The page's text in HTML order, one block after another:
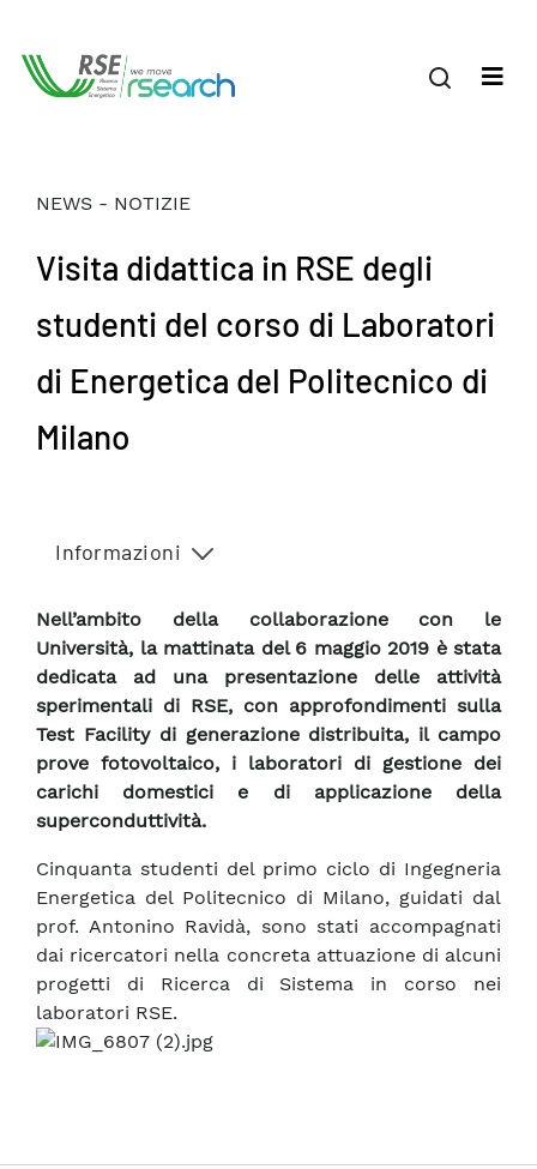
NEWS - NOTIZIE
Visita didattica in RSE degli
studenti del corso di Laboratori
di Energetica del Politecnico di
Milano
Informazioni
Nell’ambito della collaborazione con le
Università, la mattinata del 6 maggio 2019 è stata
dedicata ad una presentazione delle attività
sperimentali di RSE, con approfondimenti sulla
Test Facility di generazione distribuita, il campo
prove fotovoltaico, i laboratori di gestione dei
carichi domestici e di applicazione della
superconduttività.
Cinquanta studenti del primo ciclo di Ingegneria
Energetica del Politecnico di Milano, guidati dal
prof. Antonino Ravidà, sono stati accompagnati
dai ricercatori nella concreta attuazione di alcuni
progetti di Ricerca di Sistema in corso nei
laboratori RSE.